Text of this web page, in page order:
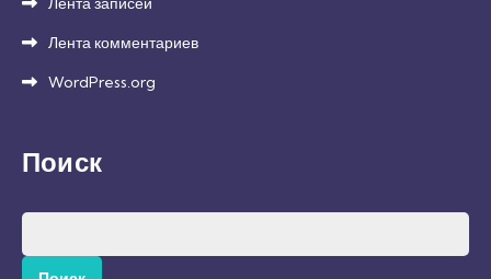
Лента комментариев
WordPress.org
Поиск